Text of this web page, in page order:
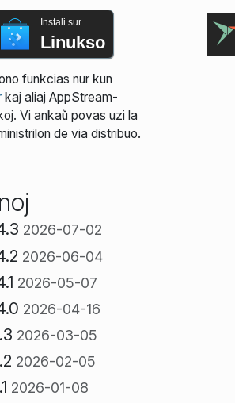
Instali sur
Linukso
funkcias nur kun
kaj aliaj AppStream-
Vi ankaŭ povas uzi la
de via distribuo.
2026-07-02
2026-06-04
2026-05-07
2026-04-16
2026-03-05
2026-02-05
2026-01-08